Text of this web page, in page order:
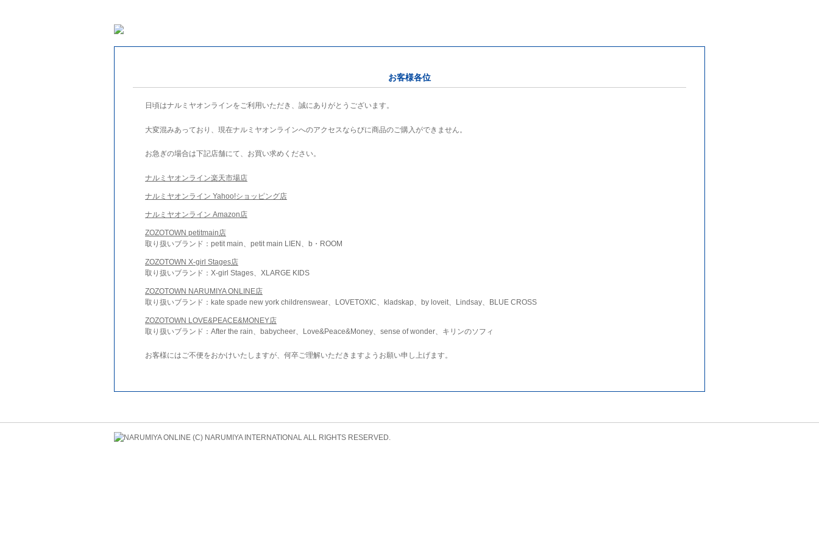
お客様各位
日頃はナルミヤオンラインをご利用いただき、誠にありがとうございます。
大変混みあっており、現在ナルミヤオンラインへのアクセスならびに商品のご購入ができません。
お急ぎの場合は下記店舗にて、お買い求めください。
ナルミヤオンライン楽天市場店
ナルミヤオンライン Yahoo!ショッピング店
ナルミヤオンライン Amazon店
ZOZOTOWN petitmain店
取り扱いブランド：petit main、petit main LIEN、b・ROOM
ZOZOTOWN X-girl Stages店
取り扱いブランド：X-girl Stages、XLARGE KIDS
ZOZOTOWN NARUMIYA ONLINE店
取り扱いブランド：kate spade new york childrenswear、LOVETOXIC、kladskap、by loveit、Lindsay、BLUE CROSS
ZOZOTOWN LOVE&PEACE&MONEY店
取り扱いブランド：After the rain、babycheer、Love&Peace&Money、sense of wonder、キリンのソフィ
お客様にはご不便をおかけいたしますが、何卒ご理解いただきますようお願い申し上げます。